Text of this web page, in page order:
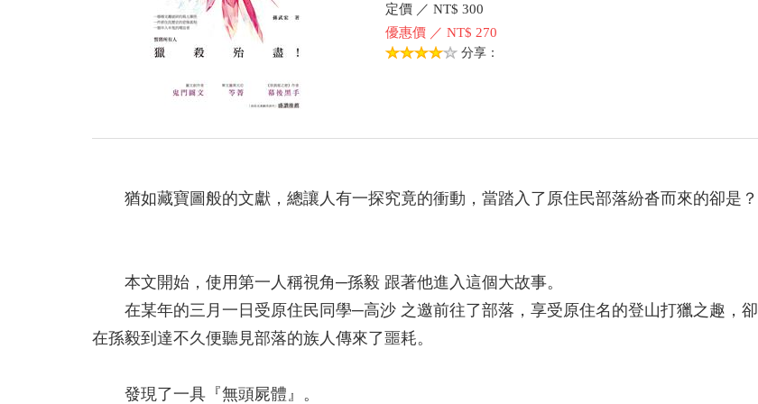
定價 ／ NT$ 300
優惠價 ／ NT$ 270
分享：
猶如藏寶圖般的文獻，總讓人有一探究竟的衝動，當踏入了原住民部落紛沓而來的卻是？
本文開始，使用第一人稱視角─孫毅 跟著他進入這個大故事。
在某年的三月一日受原住民同學─高沙 之邀前往了部落，享受原住名的登山打獵之趣，卻
在孫毅到達不久便聽見部落的族人傳來了噩耗。
發現了一具『無頭屍體』。